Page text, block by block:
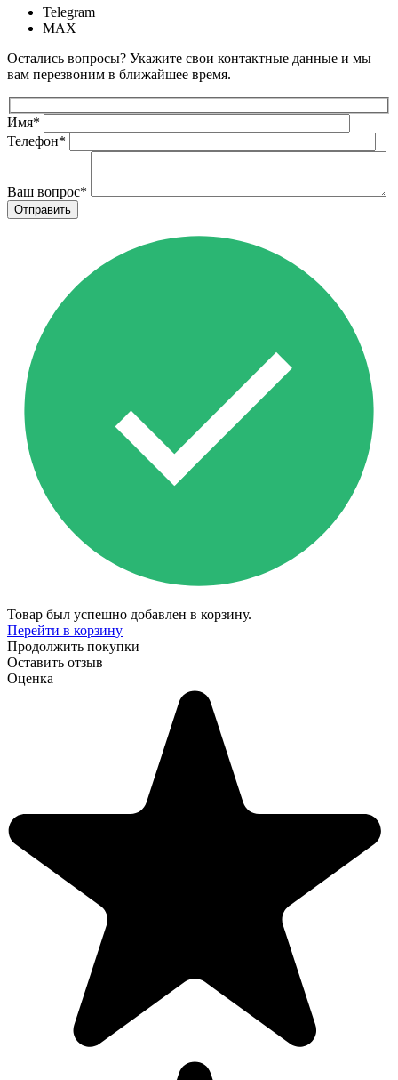
Telegram
MAX
Остались вопросы? Укажите свои контактные данные и мы
вам перезвоним в ближайшее время.
Имя*
Телефон*
Ваш вопрос*
Товар был успешно добавлен в корзину.
Перейти в корзину
Продолжить покупки
Оставить отзыв
Оценка